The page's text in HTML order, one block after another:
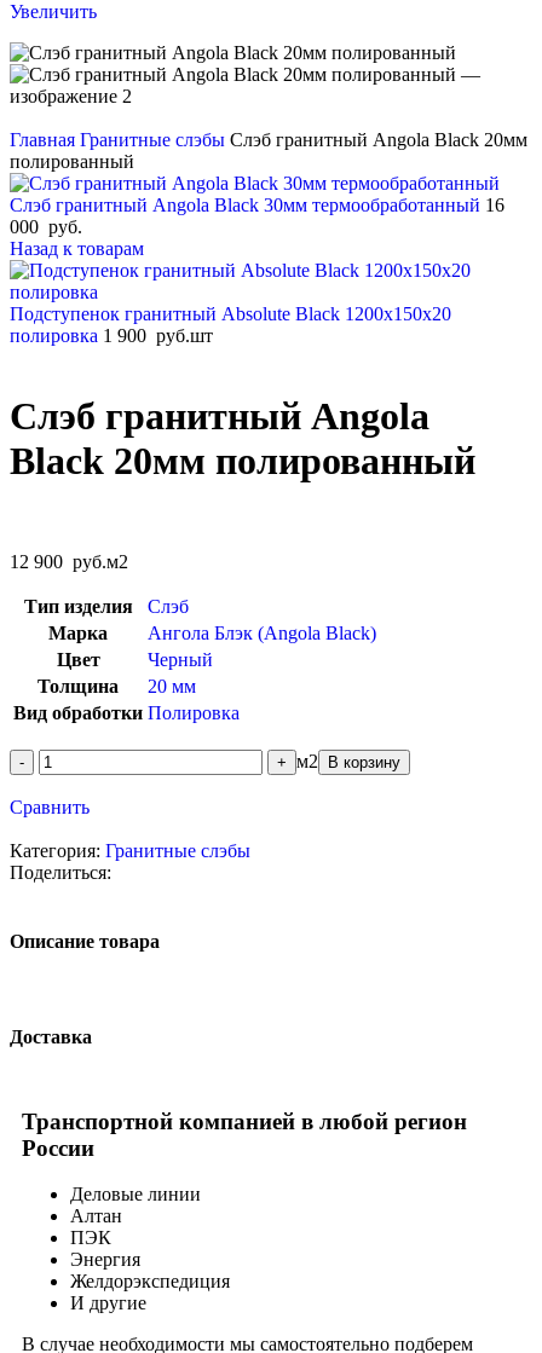
Увеличить
Главная Гранитные слэбы Слэб гранитный Angola Black 20мм
полированный
Слэб гранитный Angola Black 30мм термообработанный 16
000 руб.
Назад к товарам
Подступенок гранитный Absolute Black 1200x150x20
полировка 1 900 руб.шт
Слэб гранитный Angola
Black 20мм полированный
12 900 руб.м2
Тип изделия
Слэб
Марка
Ангола Блэк (Angola Black)
Цвет
Черный
Толщина
20 мм
Вид обработки Полировка
м2 В корзину
Сравнить
Категория: Гранитные слэбы
Поделиться:
Описание товара
Доставка
Транспортной компанией в любой регион
России
Деловые линии
Алтан
ПЭК
Энергия
Желдорэкспедиция
И другие
В случае необходимости мы самостоятельно подберем